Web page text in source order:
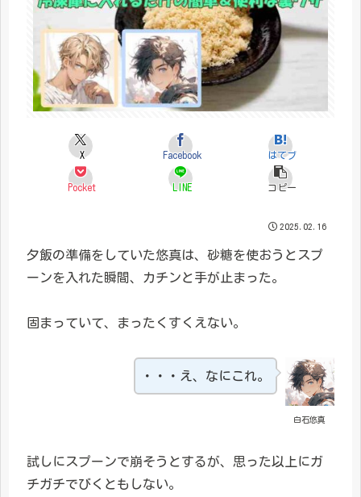
X Facebook はてブ
Pocket LINE コピー
2025.02.16
夕飯の準備をしていた悠真は、砂糖を使おうとスプ
ーンを入れた瞬間、カチンと手が止まった。
固まっていて、まったくすくえない。
白石悠真
・・・え、なにこれ。
試しにスプーンで崩そうとするが、思った以上にガ
チガチでびくともしない。